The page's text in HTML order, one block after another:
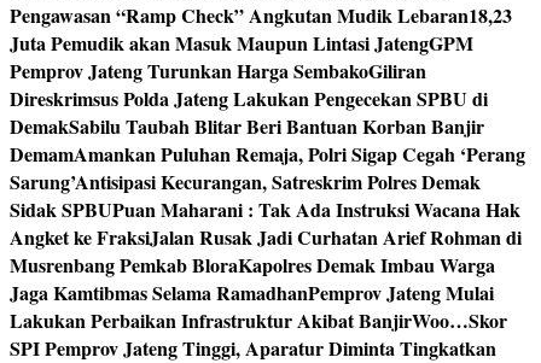
Pengawasan “Ramp Check” Angkutan Mudik Lebaran18,23
Juta Pemudik akan Masuk Maupun Lintasi JatengGPM
Pemprov Jateng Turunkan Harga SembakoGiliran
Direskrimsus Polda Jateng Lakukan Pengecekan SPBU di
DemakSabilu Taubah Blitar Beri Bantuan Korban Banjir
DemamAmankan Puluhan Remaja, Polri Sigap Cegah ‘Perang
Sarung’Antisipasi Kecurangan, Satreskrim Polres Demak
Sidak SPBUPuan Maharani : Tak Ada Instruksi Wacana Hak
Angket ke FraksiJalan Rusak Jadi Curhatan Arief Rohman di
Musrenbang Pemkab BloraKapolres Demak Imbau Warga
Jaga Kamtibmas Selama RamadhanPemprov Jateng Mulai
Lakukan Perbaikan Infrastruktur Akibat BanjirWoo…Skor
SPI Pemprov Jateng Tinggi, Aparatur Diminta Tingkatkan